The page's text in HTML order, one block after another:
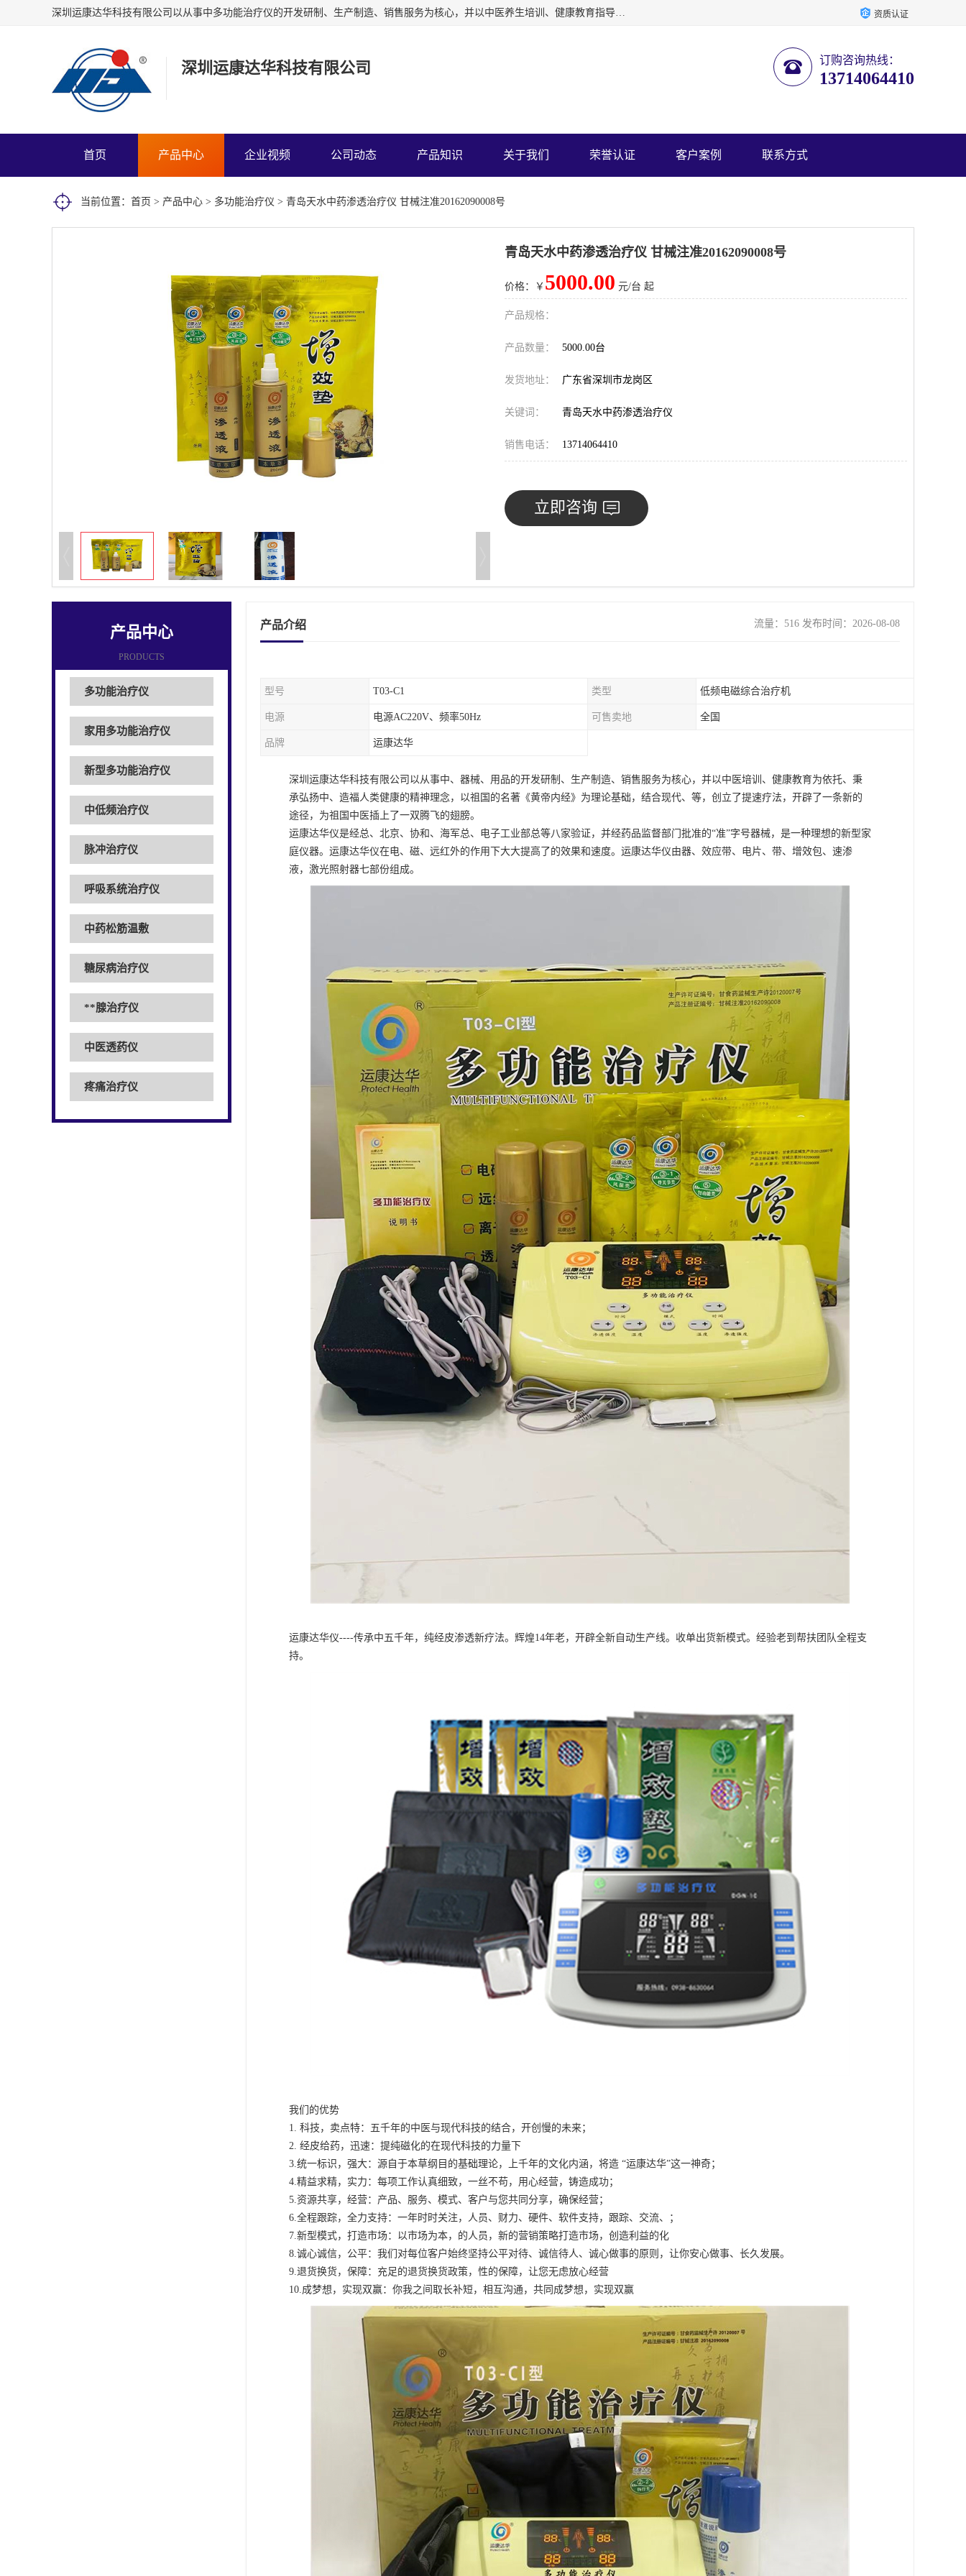
深圳运康达华科技有限公司以从事中多功能治疗仪的开发研制、生产制造、销售服务为核心，并以中医养生培训、健康教育指导为依托、秉承弘扬民族中医药、造福人类健康的精神理念，以祖国的医学名著《黄帝内经》为理论基础，结合现代医疗、保健养生等，创立了中药提速疗法，开辟了一条新的治疗途径。 资质认证
深圳运康达华科技有限公司 订购咨询热线：
13714064410
首页 产品中心 企业视频 公司动态 产品知识 关于我们 荣誉认证 客户案例 联系方式
当前位置： 首页 > 产品中心 > 多功能治疗仪 > 青岛天水中药渗透治疗仪 甘械注准20162090008号
青岛天水中药渗透治疗仪 甘械注准20162090008号
价格：￥ 5000.00 元/台 起
产品规格：
产品数量： 5000.00台
发货地址： 广东省深圳市龙岗区
关键词： 青岛天水中药渗透治疗仪
销售电话： 13714064410
立即咨询
产品中心
PRODUCTS
多功能治疗仪
家用多功能治疗仪
新型多功能治疗仪
中低频治疗仪
脉冲治疗仪
呼吸系统治疗仪
中药松筋温敷
糖尿病治疗仪
**腺治疗仪
中医透药仪
疼痛治疗仪
产品介绍 流量：516 发布时间：2026-08-08
型号 T03-C1 类型 低频电磁综合治疗机
电源 电源AC220V、频率50Hz 可售卖地 全国
品牌 运康达华
深圳运康达华科技有限公司以从事中、器械、用品的开发研制、生产制造、销售服务为核心，并以中医培训、健康教育为依托、秉
承弘扬中、造福人类健康的精神理念，以祖国的名著《黄帝内经》为理论基础，结合现代、等，创立了提速疗法，开辟了一条新的
途径，为祖国中医插上了一双腾飞的翅膀。
运康达华仪是经总、北京、协和、海军总、电子工业部总等八家验证，并经药品监督部门批准的“准”字号器械，是一种理想的新型家
庭仪器。运康达华仪在电、磁、远红外的作用下大大提高了的效果和速度。运康达华仪由器、效应带、电片、带、增效包、速渗
液，激光照射器七部份组成。
运康达华仪----传承中五千年，纯经皮渗透新疗法。辉煌14年老，开辟全新自动生产线。收单出货新模式。经验老到帮扶团队全程支
持。
我们的优势
1. 科技，卖点特：五千年的中医与现代科技的结合，开创慢的未来；
2. 经皮给药，迅速：提纯磁化的在现代科技的力量下
3.统一标识，强大：源自于本草纲目的基础理论，上千年的文化内涵，将造 “运康达华”这一神奇；
4.精益求精，实力：每项工作认真细致，一丝不苟，用心经营，铸造成功；
5.资源共享，经营：产品、服务、模式、客户与您共同分享，确保经营；
6.全程跟踪，全力支持：一年时时关注，人员、财力、硬件、软件支持，跟踪、交流、；
7.新型模式，打造市场：以市场为本，的人员，新的营销策略打造市场，创造利益的化
8.诚心诚信，公平：我们对每位客户始终坚持公平对待、诚信待人、诚心做事的原则，让你安心做事、长久发展。
9.退货换货，保障：充足的退货换货政策，性的保障，让您无虑放心经营
10.成梦想，实现双赢：你我之间取长补短，相互沟通，共同成梦想，实现双赢